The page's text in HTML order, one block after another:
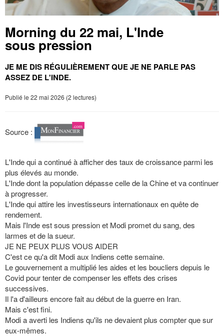
Morning du 22 mai, L'Inde
sous pression
JE ME DIS RÉGULIÈREMENT QUE JE NE PARLE PAS
ASSEZ DE L'INDE.
Publié le 22 mai 2026 (2 lectures)
Source :
L'Inde qui a continué à afficher des taux de croissance parmi les
plus élevés au monde.
L'Inde dont la population dépasse celle de la Chine et va continuer
à progresser.
L'Inde qui attire les investisseurs internationaux en quête de
rendement.
Mais l'Inde est sous pression et Modi promet du sang, des
larmes et de la sueur.
JE NE PEUX PLUS VOUS AIDER
C'est ce qu'a dit Modi aux Indiens cette semaine.
Le gouvernement a multiplié les aides et les boucliers depuis le
Covid pour tenter de compenser les effets des crises
successives.
Il l'a d'ailleurs encore fait au début de la guerre en Iran.
Mais c'est fini.
Modi a averti les Indiens qu'ils ne devaient plus compter que sur
eux-mêmes.